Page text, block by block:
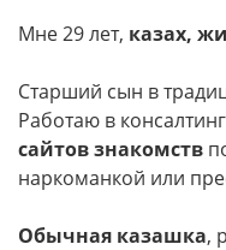
Мне 29 лет, казах,
Старший сын в
Работаю в
сайтов знакомств
наркоманкой или
Обычная казашка,